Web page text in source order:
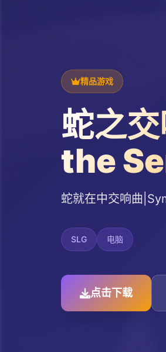
精品游戏
蛇之
the
蛇就在中交响曲
SLG 电脑
点击下载